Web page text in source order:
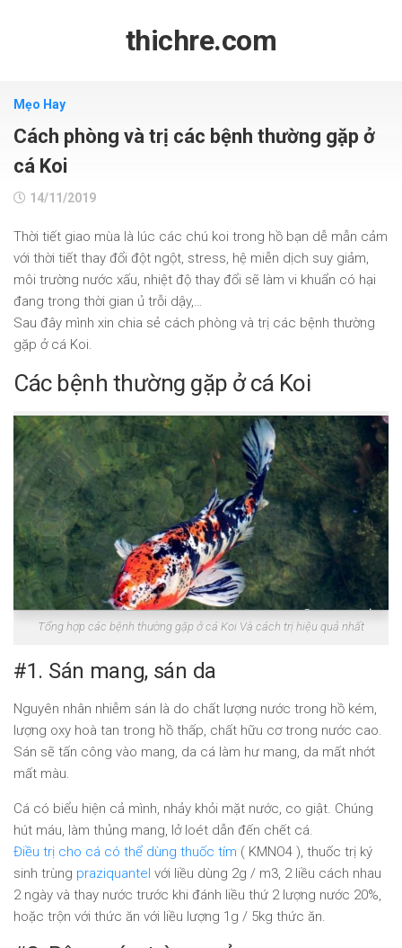
thichre.com
Mẹo Hay
Cách phòng và trị các bệnh thường gặp ở
cá Koi
14/11/2019
Thời tiết giao mùa là lúc các chú koi trong hồ bạn dễ mẫn cảm
với thời tiết thay đổi đột ngột, stress, hệ miễn dịch suy giảm,
môi trường nước xấu, nhiệt độ thay đổi sẽ làm vi khuẩn có hại
đang trong thời gian ủ trỗi dậy,…
Sau đây mình xin chia sẻ cách phòng và trị các bệnh thường
gặp ở cá Koi.
Các bệnh thường gặp ở cá Koi
Tổng hợp các bệnh thường gặp ở cá Koi Và cách trị hiệu quả nhất
#1. Sán mang, sán da
Nguyên nhân nhiễm sán là do chất lượng nước trong hồ kém,
lượng oxy hoà tan trong hồ thấp, chất hữu cơ trong nước cao.
Sán sẽ tấn công vào mang, da cá làm hư mang, da mất nhớt
mất màu.
Cá có biểu hiện cả mình, nhảy khỏi mặt nước, co giật. Chúng
hút máu, làm thủng mang, lở loét dẫn đến chết cá.
Điều trị cho cá có thể dùng thuốc tím ( KMNO4 ), thuốc trị ký
sinh trùng praziquantel với liều dùng 2g / m3, 2 liều cách nhau
2 ngày và thay nước trước khi đánh liều thứ 2 lượng nước 20%,
hoặc trộn với thức ăn với liều lượng 1g / 5kg thức ăn.